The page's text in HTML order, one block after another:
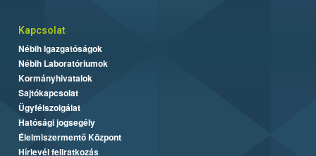
Kapcsolat
Nébih Igazgatóságok
Nébih Laboratóriumok
Kormányhivatalok
Sajtókapcsolat
Ügyfélszolgálat
Hatósági jogsegély
Élelmiszermentő Központ
Hírlevél feliratkozás